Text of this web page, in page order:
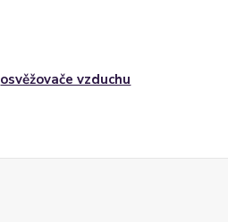
osvěžovače vzduchu